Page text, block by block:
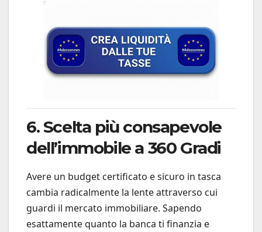
6. Scelta più consapevole
dell’immobile a 360 Gradi
Avere un budget certificato e sicuro in tasca
cambia radicalmente la lente attraverso cui
guardi il mercato immobiliare. Sapendo
esattamente quanto la banca ti finanzia e